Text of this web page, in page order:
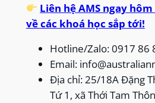
Liên hệ AMS ngay
về các khoá học sắp tới!
Hotline/Zalo: 0917 86
Email:
Địa chỉ: 25/18A Đặng
Tứ 1, xã Thới Tam